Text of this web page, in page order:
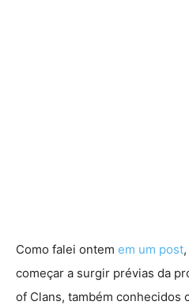
Como falei ontem em um post
começar a surgir prévias da
of Clans, também conhecidos